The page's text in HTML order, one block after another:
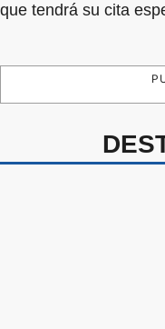
que tendrá su cita